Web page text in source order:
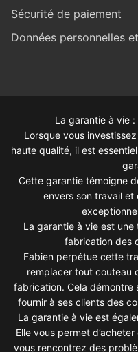
Sécurité de paiement
Données personnelles
La garantie à vie
Lorsque vous
haute qualité, il est
Cette garantie témoigne
envers son travail et
La garantie à vie est une
fabrication des
Fabien perpétue cette
remplacer tout couteau
fabrication. Cela démontre
fournir à ses clients des
La garantie à vie est
Elle vous permet
vous rencontrez des